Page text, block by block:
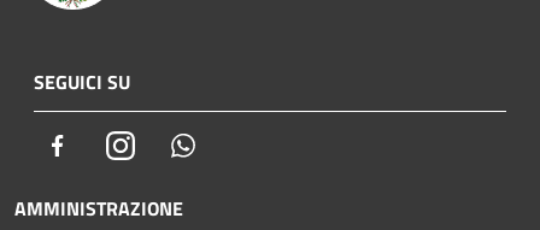
SEGUICI SU
FacebookInstagram
AMMINISTRAZIONE